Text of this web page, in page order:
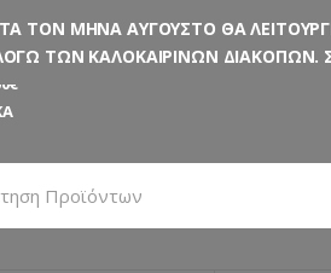
ΜΗΝΑ ΑΥΓΟΥΣΤΟ ΘΑ
ΤΩΝ ΚΑΛΟΚΑΙΡΙΝΩΝ ΔΙΑΚΟΠΩΝ.